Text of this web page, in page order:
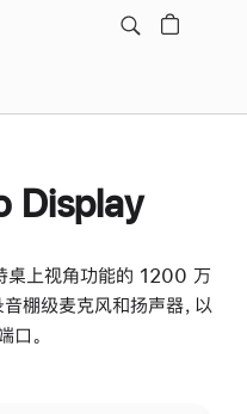
Display
桌上视角功能的 1200 万
棚级麦克风和扬声器，以
口。